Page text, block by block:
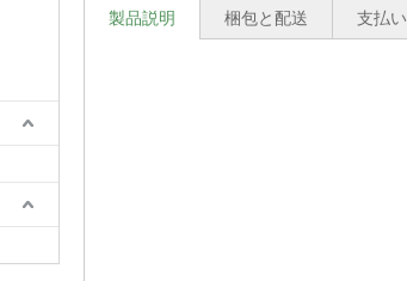
製品説明 梱包と配送 支払い